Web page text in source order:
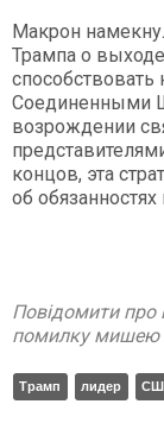
Макрон
Трампа о
Соединенными
возрождении
концов, эта
об
Повідомити про
помилку мишею
Трамп лидер